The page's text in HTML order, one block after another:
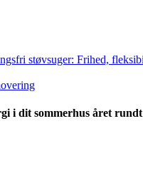
i dit sommerhus året rundt